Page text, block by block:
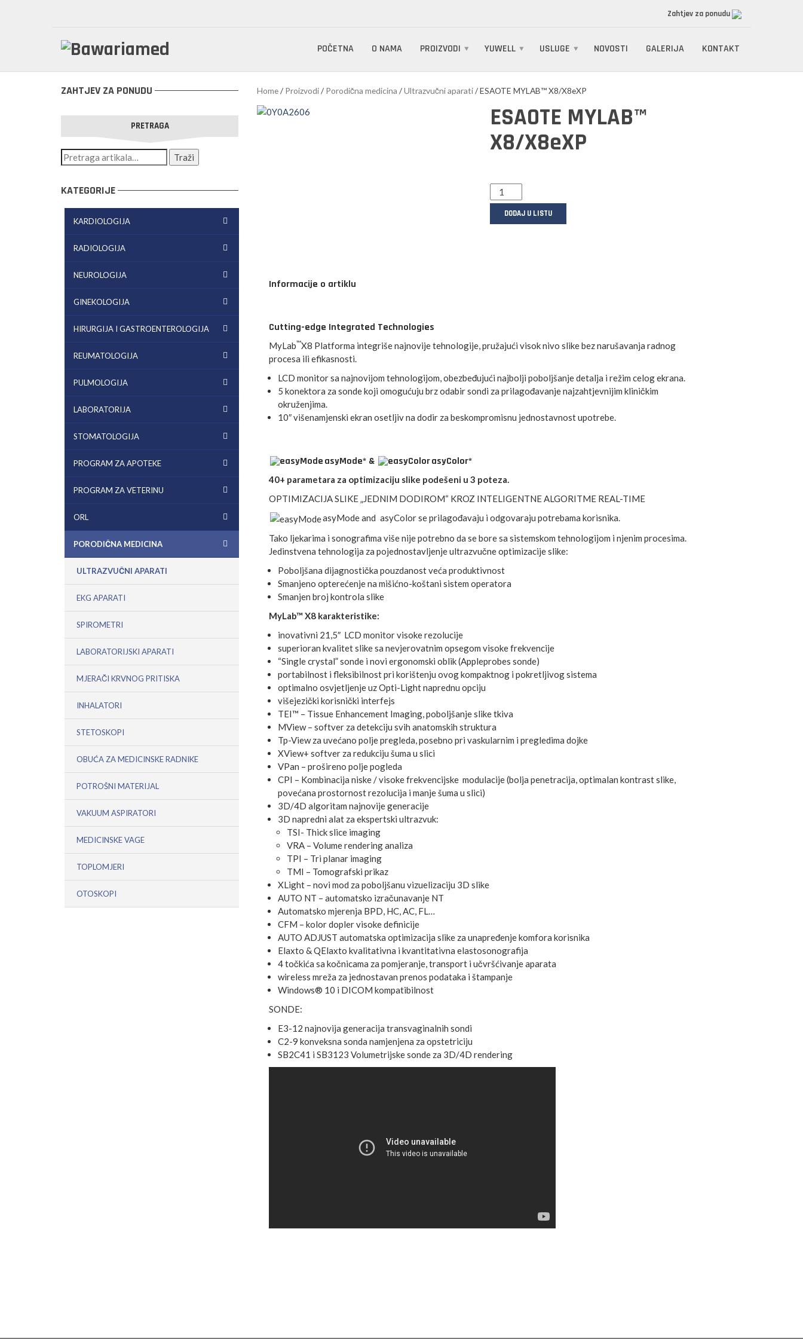
Zahtjev za ponudu
POČETNA O NAMA PROIZVODI YUWELL USLUGE NOVOSTI GALERIJA KONTAKT
ZAHTJEV ZA PONUDU
PRETRAGA
KATEGORIJE
KARDIOLOGIJA
RADIOLOGIJA
NEUROLOGIJA
GINEKOLOGIJA
HIRURGIJA I GASTROENTEROLOGIJA
REUMATOLOGIJA
PULMOLOGIJA
LABORATORIJA
STOMATOLOGIJA
PROGRAM ZA APOTEKE
PROGRAM ZA VETERINU
ORL
PORODIČNA MEDICINA
ULTRAZVUČNI APARATI
EKG APARATI
SPIROMETRI
LABORATORIJSKI APARATI
MJERAČI KRVNOG PRITISKA
INHALATORI
STETOSKOPI
OBUĆA ZA MEDICINSKE RADNIKE
POTROŠNI MATERIJAL
VAKUUM ASPIRATORI
MEDICINSKE VAGE
TOPLOMJERI
OTOSKOPI
Home/ Proizvodi/ Porodična medicina /Ultrazvučni aparati/ ESAOTE MYLAB™ X8/X8eXP
ESAOTE MYLAB™
X8/X8eXP
DODAJ U LISTU
Informacije o artiklu
Cutting-edge Integrated Technologies
MyLab™X8 Platforma integriše najnovije tehnologije, pružajući visok nivo slike bez narušavanja radnog
procesa ili efikasnosti.
LCD monitor sa najnovijom tehnologijom, obezbeđujući najbolji poboljšanje detalja i režim celog ekrana.
5 konektora za sonde koji omogućuju brz odabir sondi za prilagođavanje najzahtjevnijim kliničkim
okruženjima.
10″ višenamjenski ekran osetljiv na dodir za beskompromisnu ​​jednostavnost upotrebe.
asyMode* & asyColor*
40+ parametara za optimizaciju slike podešeni u 3 poteza.
OPTIMIZACIJA SLIKE „JEDNIM DODIROM“ KROZ INTELIGENTNE ALGORITME REAL-TIME
asyMode and asyColor se prilagođavaju i odgovaraju potrebama korisnika.
Tako ljekarima i sonografima više nije potrebno da se bore sa sistemskom tehnologijom i njenim procesima.
Jedinstvena tehnologija za pojednostavljenje ultrazvučne optimizacije slike:
Poboljšana dijagnostička pouzdanost veća produktivnost
Smanjeno opterećenje na mišićno-koštani sistem operatora
Smanjen broj kontrola slike
MyLab™ X8 karakteristike:
inovativni 21,5″ LCD monitor visoke rezolucije
superioran kvalitet slike sa nevjerovatnim opsegom visoke frekvencije
“Single crystal” sonde i novi ergonomski oblik (Appleprobes sonde)
portabilnost i fleksibilnost pri korištenju ovog kompaktnog i pokretljivog sistema
optimalno osvjetljenje uz Opti-Light naprednu opciju
višejezički korisnički interfejs
TEI™ – Tissue Enhancement Imaging, poboljšanje slike tkiva
MView – softver za detekciju svih anatomskih struktura
Tp-View za uvećano polje pregleda, posebno pri vaskularnim i pregledima dojke
XView+ softver za redukciju šuma u slici
VPan – prošireno polje pogleda
CPI – Kombinacija niske / visoke frekvencijske modulacije (bolja penetracija, optimalan kontrast slike,
povećana prostornost rezolucija i manje šuma u slici)
3D/4D algoritam najnovije generacije
3D napredni alat za ekspertski ultrazvuk:
TSI- Thick slice imaging
VRA – Volume rendering analiza
TPI – Tri planar imaging
TMI – Tomografski prikaz
XLight – novi mod za poboljšanu vizuelizaciju 3D slike
AUTO NT – automatsko izračunavanje NT
Automatsko mjerenja BPD, HC, AC, FL…
CFM – kolor dopler visoke definicije
AUTO ADJUST automatska optimizacija slike za unapređenje komfora korisnika
Elaxto & QElaxto kvalitativna i kvantitativna elastosonografija
4 točkića sa kočnicama za pomjeranje, transport i učvršćivanje aparata
wireless mreža za jednostavan prenos podataka i štampanje
Windows® 10 i DICOM kompatibilnost
SONDE:
E3-12 najnovija generacija transvaginalnih sondi
C2-9 konveksna sonda namjenjena za opstetriciju
SB2C41 i SB3123 Volumetrijske sonde za 3D/4D rendering